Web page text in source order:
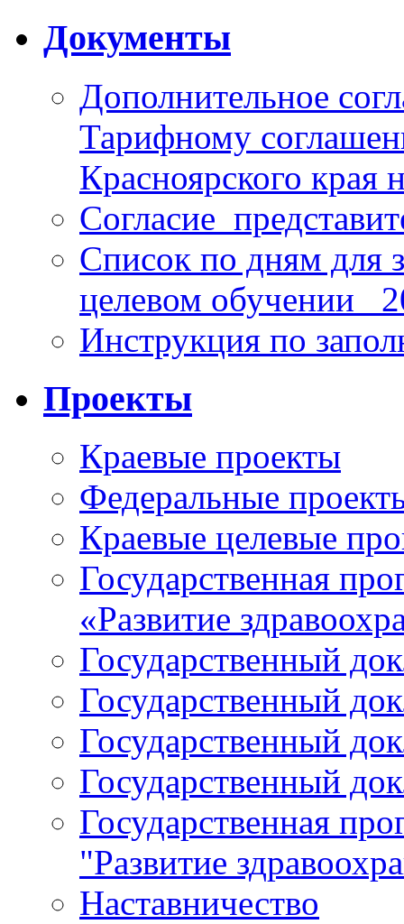
Документы
Дополнительное
Тарифному
Красноярского края
Список по дням для
целевом обучении_
Инструкция по
Проекты
Краевые проекты
Федеральные
Краевые целевые
Государственная
«Развитие
Государственный
Государственный
Государственный
Государственный
Государственная
"Развитие
Наставничество